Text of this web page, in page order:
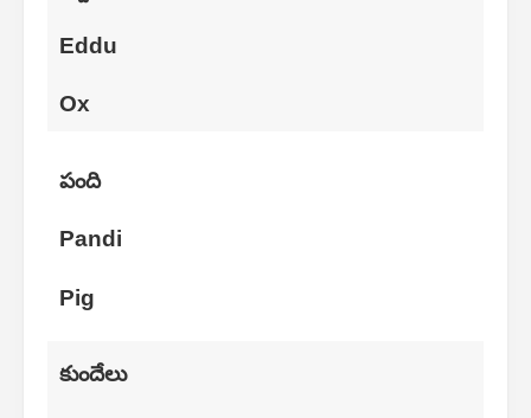
Eddu
Ox
పంది
Pandi
Pig
కుందేలు